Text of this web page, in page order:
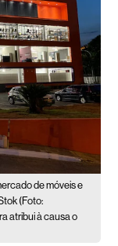
de móveis e
(Foto:
atribui à causa o